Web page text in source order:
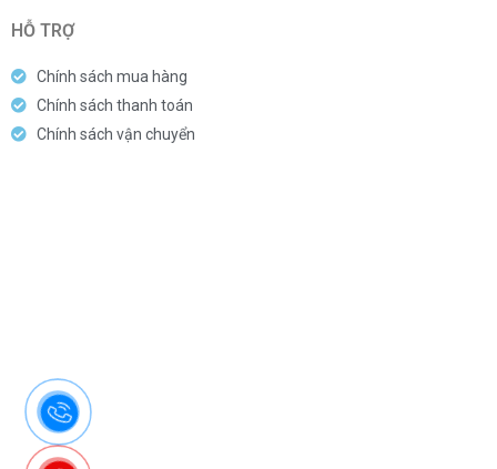
HỖ TRỢ
Chính sách mua hàng
Chính sách thanh toán
Chính sách vận chuyển